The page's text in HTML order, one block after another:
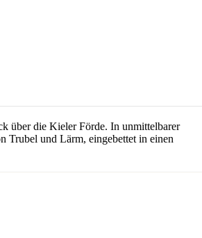
über die Kieler Förde. In unmittelbarer
Trubel und Lärm, eingebettet in einen